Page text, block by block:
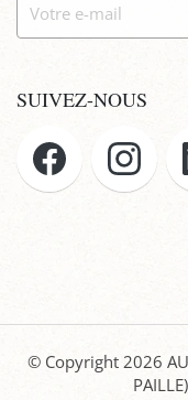
SUIVEZ-NOUS
© Copyright 2026
PAILLE)